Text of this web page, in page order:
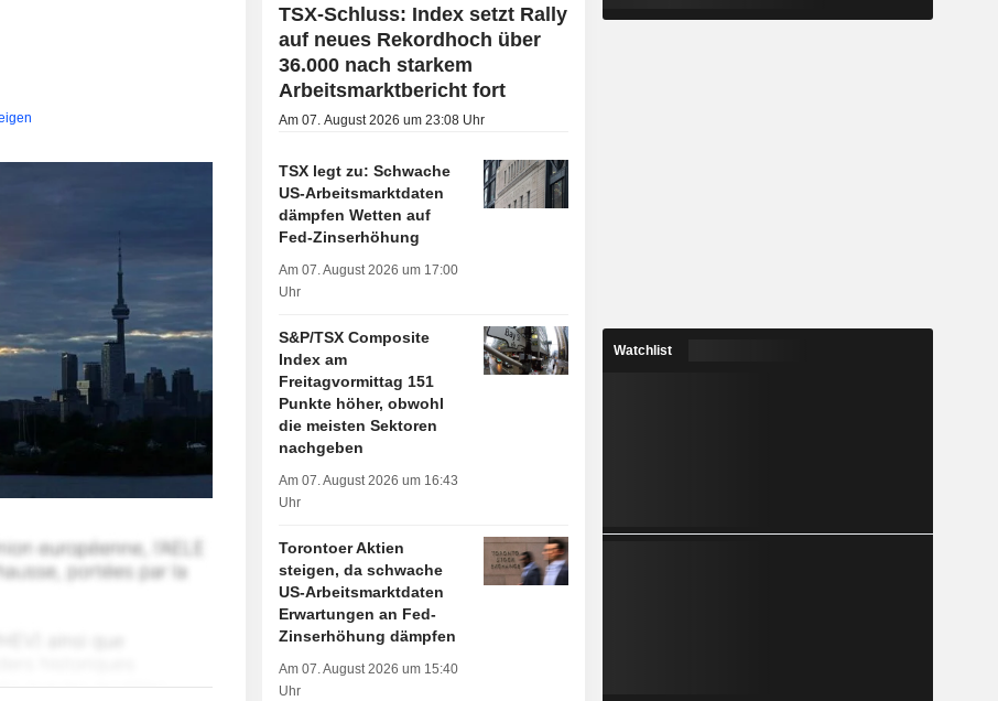
TSX-Schluss: Index setzt Rally
auf neues Rekordhoch über
36.000 nach starkem
Arbeitsmarktbericht fort
Am 07. August 2026 um 23:08 Uhr
TSX legt zu: Schwache
US-Arbeitsmarktdaten
dämpfen Wetten auf
Fed-Zinserhöhung
Am 07. August 2026 um 17:00
Uhr
S&P/TSX Composite
Index am
Freitagvormittag 151
Punkte höher, obwohl
die meisten Sektoren
nachgeben
Am 07. August 2026 um 16:43
Uhr
Torontoer Aktien
steigen, da schwache
US-Arbeitsmarktdaten
Erwartungen an Fed-
Zinserhöhung dämpfen
Am 07. August 2026 um 15:40
Uhr
Watchlist